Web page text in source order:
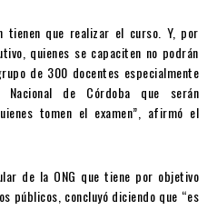
tienen que realizar el curso. Y, por
quienes se capaciten no podrán
de 300 docentes especialmente
de Córdoba que serán
tomen el examen”, afirmó el
de la ONG que tiene por objetivo
públicos, concluyó diciendo que “es